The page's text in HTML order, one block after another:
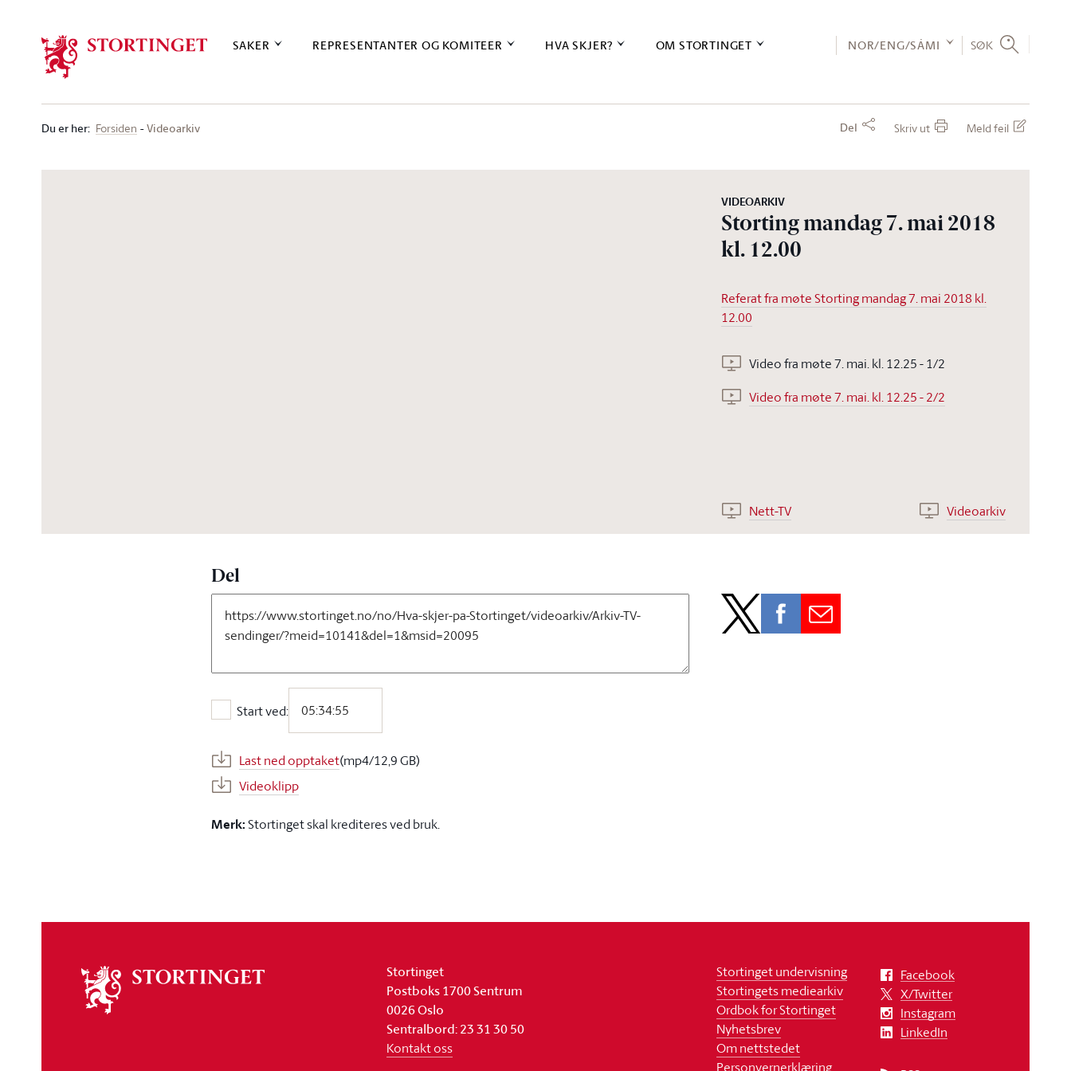
SAKER REPRESENTANTER OG KOMITEER HVA SKJER? OM STORTINGET NOR/ENG/SÁMI SØK
Du er her: Forsiden Videoarkiv Del Skriv ut Meld feil
VIDEOARKIV
Storting mandag 7. mai 2018
kl. 12.00
Referat fra møte Storting mandag 7. mai 2018 kl.
12.00
Video fra møte 7. mai. kl. 12.25 - 1/2
Video fra møte 7. mai. kl. 12.25 - 2/2
Nett-TV Videoarkiv
Del
Start ved:
Start ved:
Last ned opptaket(mp4/12,9 GB)
Videoklipp
Merk:Stortinget skal krediteres ved bruk.
stortinget
Stortinget
Postboks 1700 Sentrum
0026 Oslo
Sentralbord: 23 31 30 50
Kontakt oss
Stortinget undervisning
Stortingets mediearkiv
Ordbok for Stortinget
Nyhetsbrev
Om nettstedet
Personvernerklæring
Facebook
X/Twitter
Instagram
LinkedIn